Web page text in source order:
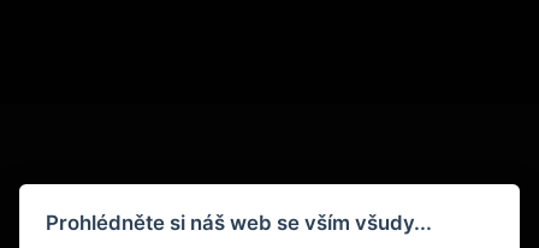
Podmínky
Prohlédněte si náš web se vším všudy...